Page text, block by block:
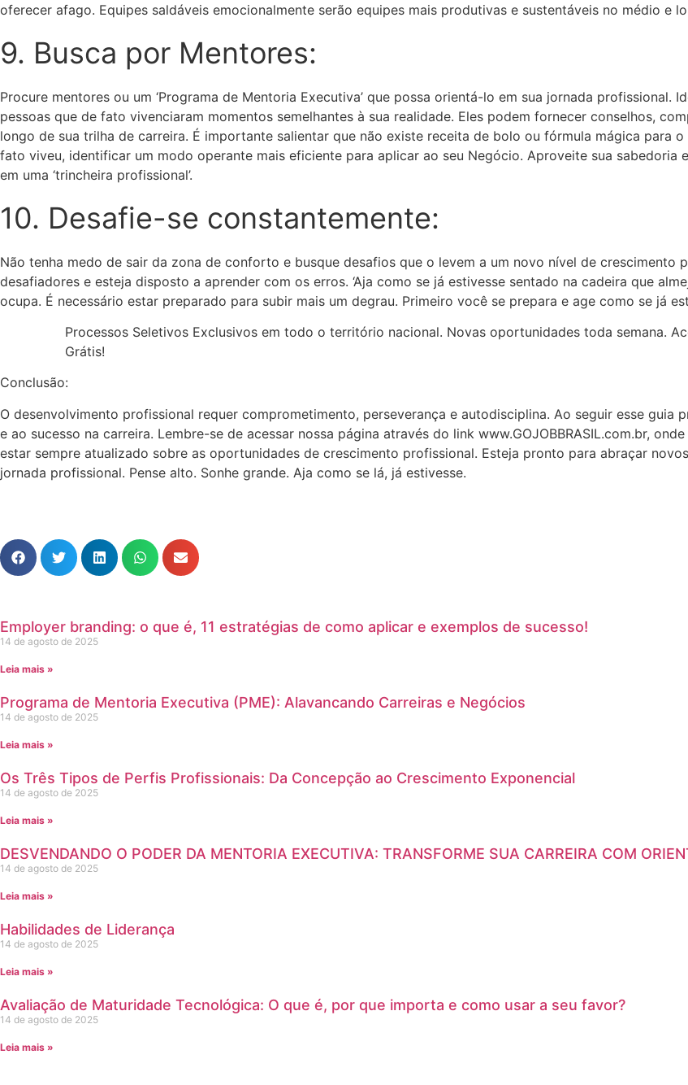
oferecer afago. Equipes saldáveis emocionalmente serão equipes mais produtivas e sustentáveis no médio e
9. Busca por Mentores:
Procure mentores ou um ‘Programa de Mentoria Executiva’ que possa orientá-lo em sua jornada profissional.
pessoas que de fato vivenciaram momentos semelhantes à sua realidade. Eles podem fornecer conselhos,
longo de sua trilha de carreira. É importante salientar que não existe receita de bolo ou fórmula mágica para
fato viveu, identificar um modo operante mais eficiente para aplicar ao seu Negócio. Aproveite sua sabedoria
em uma ‘trincheira profissional’.
10. Desafie-se constantemente:
Não tenha medo de sair da zona de conforto e busque desafios que o levem a um novo nível de crescimento
desafiadores e esteja disposto a aprender com os erros. ‘Aja como se já estivesse sentado na cadeira que
ocupa. É necessário estar preparado para subir mais um degrau. Primeiro você se prepara e age como se já
Processos Seletivos Exclusivos em todo o território nacional. Novas oportunidades toda semana.
Grátis!
Conclusão:
O desenvolvimento profissional requer comprometimento, perseverança e autodisciplina. Ao seguir esse
e ao sucesso na carreira. Lembre-se de acessar nossa página através do link www.GOJOBBRASIL.com.br,
estar sempre atualizado sobre as oportunidades de crescimento profissional. Esteja pronto para abraçar
jornada profissional. Pense alto. Sonhe grande. Aja como se lá, já estivesse.
Employer branding: o que é, 11 estratégias de como aplicar e exemplos de sucesso!
14 de agosto de 2025
Leia mais »
Programa de Mentoria Executiva (PME): Alavancando Carreiras e Negócios
14 de agosto de 2025
Leia mais »
Os Três Tipos de Perfis Profissionais: Da Concepção ao Crescimento Exponencial
14 de agosto de 2025
Leia mais »
DESVENDANDO O PODER DA MENTORIA EXECUTIVA: TRANSFORME SUA CARREIRA COM
14 de agosto de 2025
Leia mais »
Habilidades de Liderança
14 de agosto de 2025
Leia mais »
Avaliação de Maturidade Tecnológica: O que é, por que importa e como usar a seu favor?
14 de agosto de 2025
Leia mais »